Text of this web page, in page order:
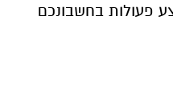
פעולות בחשבונכם